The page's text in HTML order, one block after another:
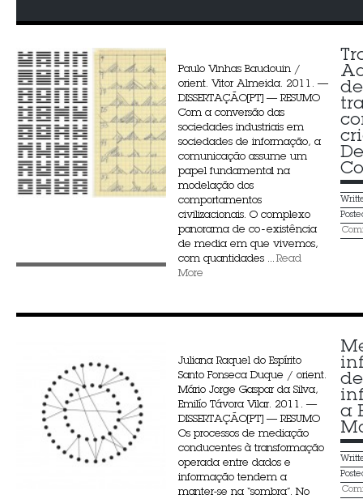
Paulo Vinhas Baudouin /
orient. Vitor Almeida. 2011. —
DISSERTAÇÃO[PT] — RESUMO
Com a conversão das
sociedades industriais em
sociedades de informação, a
comunicação assume um
papel fundamental na
modelação dos
comportamentos
civilizacionais. O complexo
panorama de co‐existência
de media em que vivemos,
com quantidades ... Read
More
de
Juliana Raquel do Espírito
Santo Fonseca Duque / orient.
Mário Jorge Gaspar da Silva,
Emilío Távora Vilar. 2011. —
DISSERTAÇÃO[PT] — RESUMO
Os processos de mediação
conducentes à transformação
operada entre dados e
informação tendem a
manter-se na “sombra”. No
a